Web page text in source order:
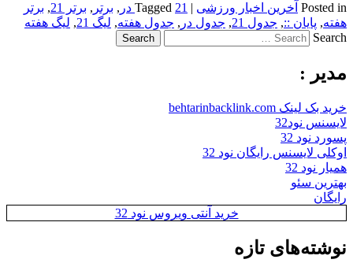
Posted in آخرین اخبار ورزشی |
Tagged 21 در , برتر , برتر 21 , برتر
هفته, پایان ::, جدول 21 , جدول در , جدول هفته, لیگ 21 , لیگ هفته
Search
مدیر :
خرید بک لینک behtarinbacklink.com
لایسنس نود32
پسورد نود 32
اوکلی لایسنس رایگان نود 32
همیار نود 32
بهترین سئو
رایگان
خرید آنتی ویروس نود 32
نوشته‌های تازه